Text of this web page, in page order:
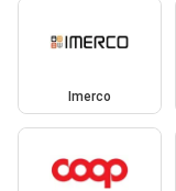
Imerco